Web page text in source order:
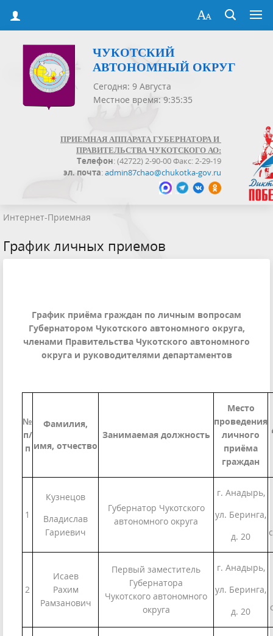
ЧУКОТСКИЙ
АВТОНОМНЫЙ ОКРУГ
Сегодня: 9 Августа
Местное время: 9:35:35
ПРИЕМНАЯ АППАРАТА ГУБЕРНАТОРА И
ПРАВИТЕЛЬСТВА ЧУКОТСКОГО АО:
Телефон: (42722) 2-90-00 Факс: 2-29-19
эл. почта:admin87chao@chukotka-gov.ru
Интернет-Приемная
График личных приемов
График приёма граждан по личным вопросам
Губернатором Чукотского автономного округа,
членами Правительства Чукотского автономного
округа и руководителями департаментов
№
п/
п
Фамилия,
имя, отчество
Занимаемая должность
Место
проведения
личного
приёма
граждан
1
Кузнецов
Владислав
Гариевич
Губернатор Чукотского
автономного округа
г. Анадырь,
ул. Беринга,
д. 20
2
Исаев
Рахим
Рамзанович
Первый заместитель
Губернатора
Чукотского автономного
округа
г. Анадырь,
ул. Беринга,
д. 20